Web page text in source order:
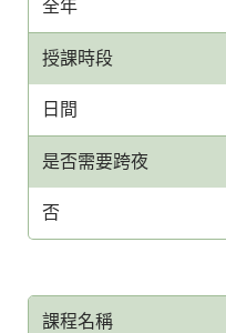
全年
授課時段
日間
是否需要跨夜
否
課程名稱